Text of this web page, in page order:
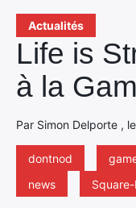
Actualités
Life is
à la
Par Simon Delporte ,
dontnod
news
Square-